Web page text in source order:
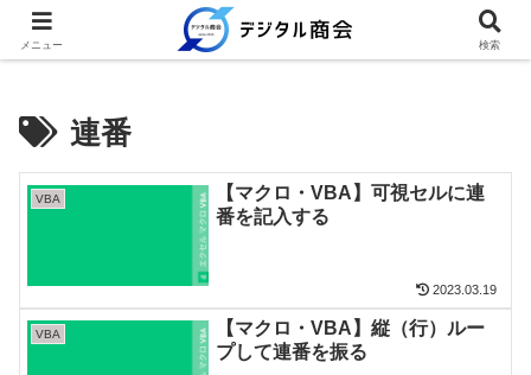
例文を使って繰り返し業務を時短
連番
VBA
【マクロ・VBA】可視セルに連
番を記入する
2023.03.19
VBA
【マクロ・VBA】縦（行）ルー
プして連番を振る
メニュー 検索